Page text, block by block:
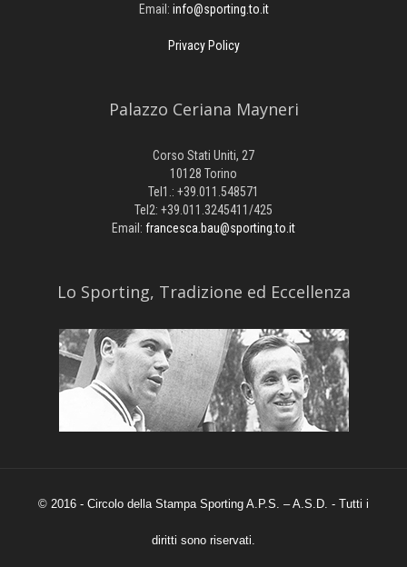
Email: info@sporting.to.it
Privacy Policy
Palazzo Ceriana Mayneri
Corso Stati Uniti, 27
10128 Torino
Tel1.: +39.011.548571
Tel2: +39.011.3245411/425
Email: francesca.bau@sporting.to.it
​Lo Sporting, Tradizione ed Eccellenza
© 2016 - Circolo della Stampa Sporting A.P.S. – A.S.D. - Tutti i
diritti sono riservati.